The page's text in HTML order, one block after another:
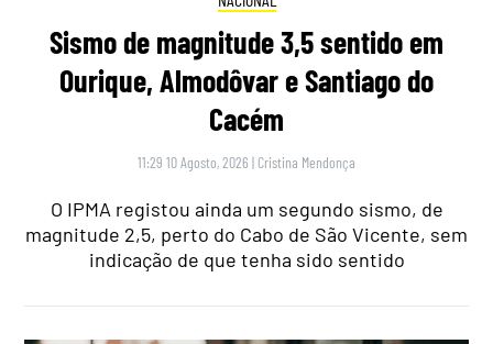
Sismo de magnitude 3,5 sentido em
Ourique, Almodôvar e Santiago do
Cacém
11:29 10 Agosto, 2026 | Cristina Mendonça
O IPMA registou ainda um segundo sismo, de
magnitude 2,5, perto do Cabo de São Vicente, sem
indicação de que tenha sido sentido